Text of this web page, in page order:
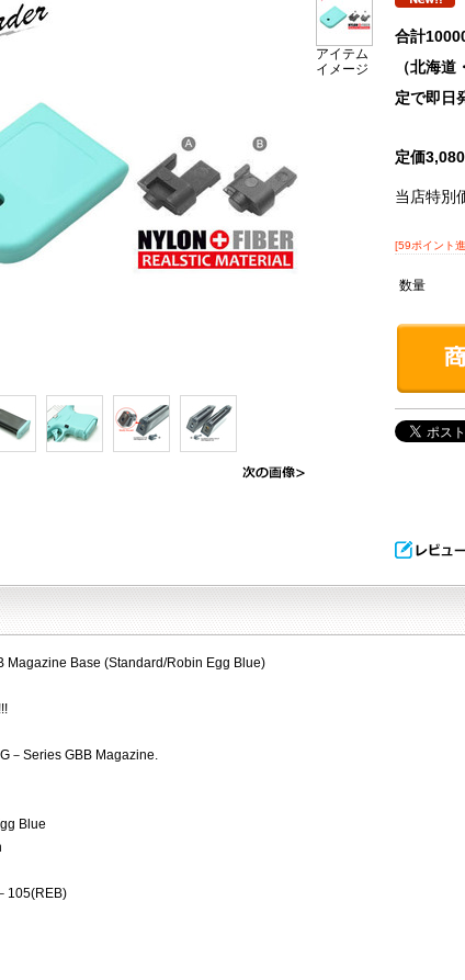
合計
（北海
定で即日
定価
当店特別
[59ポイント
数量
アイテム
イメージ
Magazine Base (Standard/Robin Egg Blue)
－Series GBB Magazine.
Blue
105(REB)